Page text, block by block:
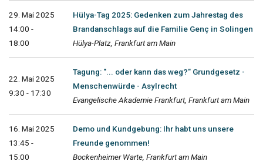
29. Mai 2025
14:00 -
18:00
Hülya-Tag 2025: Gedenken zum Jahrestag des
Brandanschlags auf die Familie Genç in Solingen
Hülya-Platz, Frankfurt am Main
22. Mai 2025
9:30 - 17:30
Tagung: "... oder kann das weg?" Grundgesetz -
Menschenwürde - Asylrecht
Evangelische Akademie Frankfurt, Frankfurt am Main
16. Mai 2025
13:45 -
15:00
Demo und Kundgebung: Ihr habt uns unsere
Freunde genommen!
Bockenheimer Warte, Frankfurt am Main